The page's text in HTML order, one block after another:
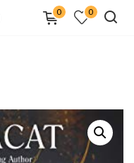
0 0